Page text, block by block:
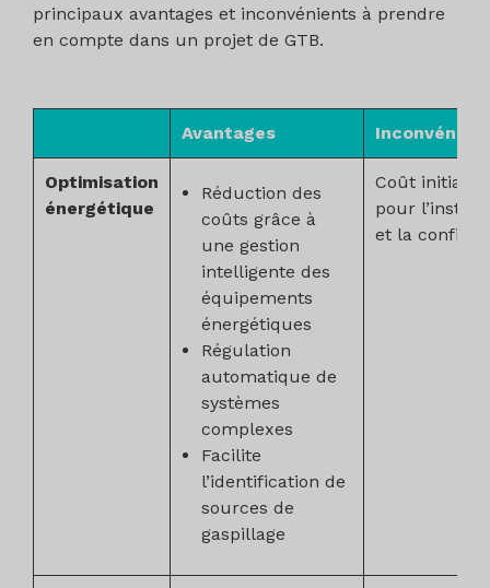
principaux avantages et inconvénients à prendre
en compte dans un projet de GTB.
Avantages
Optimisation
énergétique
Réduction des
coûts grâce à
une gestion
intelligente des
équipements
énergétiques
Régulation
automatique de
systèmes
complexes
Facilite
l’identification de
sources de
gaspillage
Coût initial
pour
et la